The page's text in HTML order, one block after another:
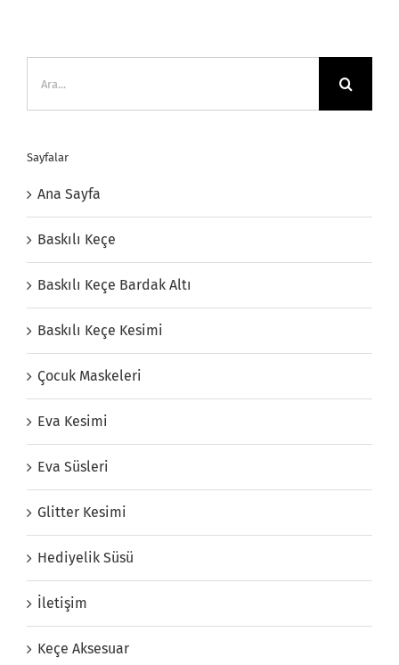
Sayfalar
Ana Sayfa
Baskılı Keçe
Baskılı Keçe Bardak Altı
Baskılı Keçe Kesimi
Çocuk Maskeleri
Eva Kesimi
Eva Süsleri
Glitter Kesimi
Hediyelik Süsü
İletişim
Keçe Aksesuar